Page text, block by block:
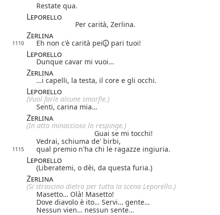
Restate qua.
Leporello
Per carità, Zerlina.
Zerlina
1110 Eh non c'è carità pei pari tuoi!
Leporello
Dunque cavar mi vuoi…
Zerlina
…i capelli, la testa, il core e gli occhi.
Leporello
(Vuol farle alcune smorfie.)
Senti, carina mia…
Zerlina
(In atto minaccioso lo respinge.)
Guai se mi tocchi!
Vedrai, schiuma de' birbi,
1115 qual premio n'ha chi le ragazze ingiuria.
Leporello
(Liberatemi, o dèi, da questa furia.)
Zerlina
(Si strascina dietro per tutta la scena Leporello.)
Masetto… Olà! Masetto!
Dove diavolo è ito… Servi… gente…
Nessun vien… nessun sente…